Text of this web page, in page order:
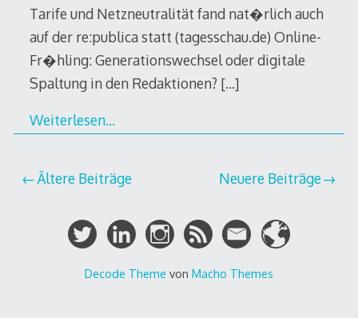
Tarife und Netzneutralität fand nat�rlich auch
auf der re:publica statt (tagesschau.de) Online-
Fr�hling: Generationswechsel oder digitale
Spaltung in den Redaktionen? […]
Weiterlesen…
Beitragsnavigation
Ältere Beiträge Neuere Beiträge
Decode Theme von Macho Themes